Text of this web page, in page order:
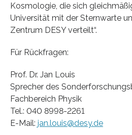
Kosmologie, die sich
Universität mit der Sternwarte
Zentrum DESY verteilt“.
Für Rückfragen:
Prof. Dr. Jan Louis
Sprecher des
Fachbereich Physik
Tel.: 040 8998-2261
E-Mail: jan.louis@desy.de